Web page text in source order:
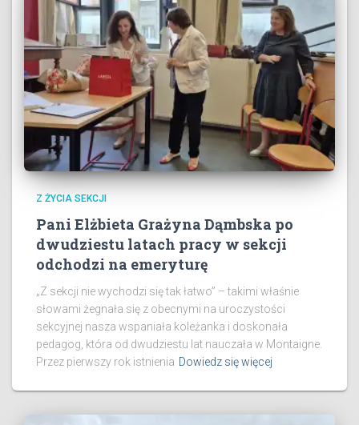
Z ŻYCIA SEKCJI
Pani Elżbieta Grażyna Dąmbska po
dwudziestu latach pracy w sekcji
odchodzi na emeryturę
„Z sekcji nie wychodzi się tak łatwo” – takimi właśnie
słowami żegnała się z obecnymi na uroczystości
sekcyjnej nasza wspaniała koleżanka i doskonała
pedagog, która od dwudziestu lat nauczała w Montaigne.
​Przez pierwszy rok istnienia Dowiedz się więcej